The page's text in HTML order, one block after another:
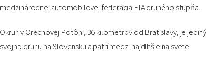
medzinárodnej automobilovej federácia FIA druhého stupňa.
Okruh v Orechovej Potôni, 36 kilometrov od Bratislavy, je jediný
svojho druhu na Slovensku a patrí medzi najdlhšie na svete.